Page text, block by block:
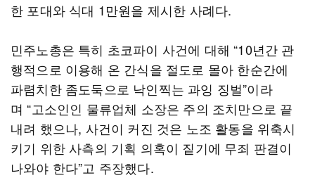
한 포대와 식대 1만원을 제시한 사례다.
민주노총은 특히 초코파이 사건에 대해 “10년간 관
행적으로 이용해 온 간식을 절도로 몰아 한순간에
파렴치한 좀도둑으로 낙인찍는 과잉 징벌”이라
며 “고소인인 물류업체 소장은 주의 조치만으로 끝
내려 했으나, 사건이 커진 것은 노조 활동을 위축시
키기 위한 사측의 기획 의혹이 짙기에 무죄 판결이
나와야 한다”고 주장했다.